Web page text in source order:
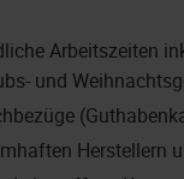
Arbeitszeiten
und
Herstellern